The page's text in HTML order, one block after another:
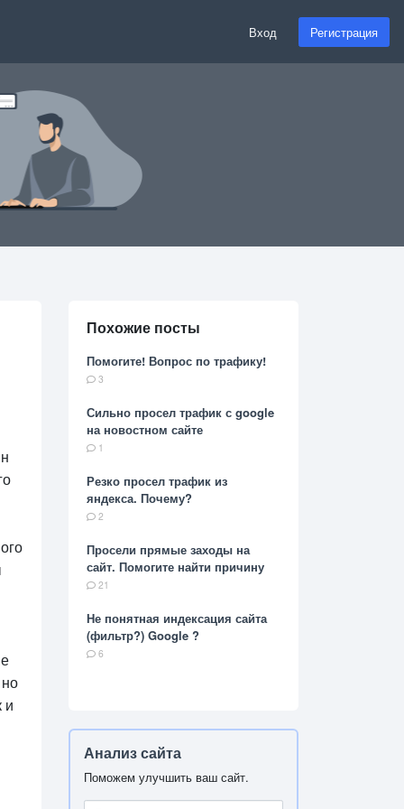
Вход Регистрация
и
Похожие посты
Помогите! Вопрос по трафику!
3
Сильно просел трафик с google
на новостном сайте
1
Резко просел трафик из
яндекса. Почему?
2
Просели прямые заходы на
сайт. Помогите найти причину
21
Не понятная индексация сайта
(фильтр?) Google ?
6
Анализ сайта
Поможем улучшить ваш сайт.